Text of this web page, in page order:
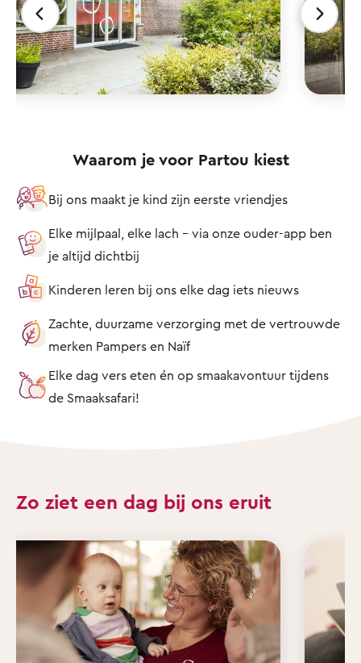
Waarom je voor Partou kiest
Bij ons maakt je kind zijn eerste vriendjes
Elke mijlpaal, elke lach – via onze ouder-app ben
je altijd dichtbij
Kinderen leren bij ons elke dag iets nieuws
Zachte, duurzame verzorging met de vertrouwde
merken Pampers en Naïf
Elke dag vers eten én op smaakavontuur tijdens
de Smaaksafari!
Zo ziet een dag bij ons eruit